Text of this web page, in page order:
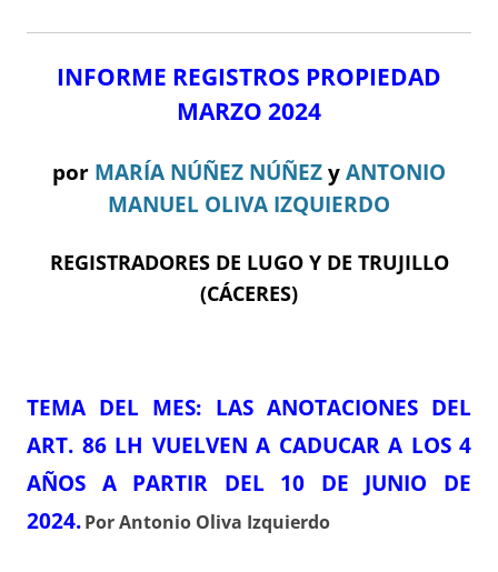
INFORME REGISTROS PROPIEDAD
MARZO 2024
por MARÍA NÚÑEZ NÚÑEZ y ANTONIO
MANUEL OLIVA IZQUIERDO
REGISTRADORES DE LUGO Y DE TRUJILLO
(CÁCERES)
TEMA DEL MES: LAS ANOTACIONES DEL
ART. 86 LH VUELVEN A CADUCAR A LOS 4
AÑOS A PARTIR DEL 10 DE JUNIO DE
2024.Por Antonio Oliva Izquierdo